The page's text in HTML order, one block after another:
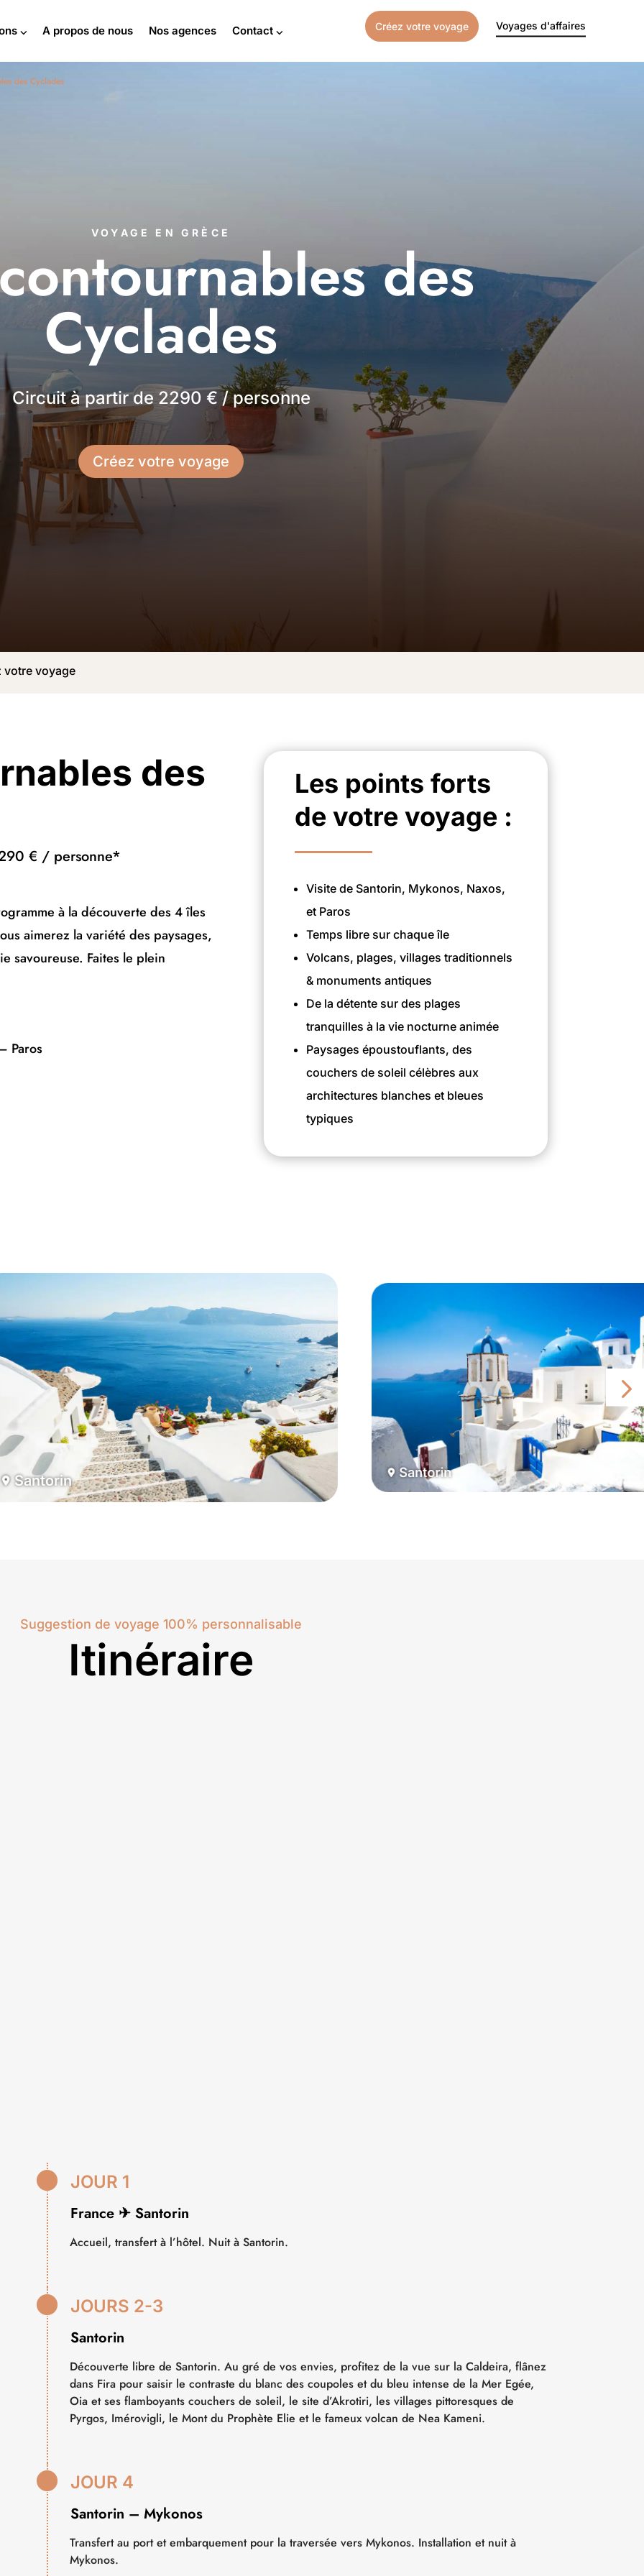
⌵ A propos de nous Nos agences Contact ⌵ Créez votre voyage Voyages d'affaires
des Cyclades
VOYAGE EN GRÈCE
des
Cyclades
Circuit à partir de 2290 € / personne
Créez votre voyage
votre voyage
des
€ / personne*
à la découverte des 4 îles
aimerez la variété des paysages,
savoureuse. Faites le plein
Paros
Les points forts
de votre voyage :
Visite de Santorin, Mykonos, Naxos,
et Paros
Temps libre sur chaque île
Volcans, plages, villages traditionnels
& monuments antiques
De la détente sur des plages
tranquilles à la vie nocturne animée
Paysages époustouflants, des
couchers de soleil célèbres aux
architectures blanches et bleues
typiques
Santorin Santorin
Suggestion de voyage 100% personnalisable
Itinéraire

JOUR 1
France ✈ Santorin
Accueil, transfert à l’hôtel. Nuit à Santorin.

JOURS 2-3
Santorin
Découverte libre de Santorin. Au gré de vos envies, profitez de la vue sur la Caldeira, flânez
dans Fira pour saisir le contraste du blanc des coupoles et du bleu intense de la Mer Egée,
Oia et ses flamboyants couchers de soleil, le site d’Akrotiri, les villages pittoresques de
Pyrgos, Imérovigli, le Mont du Prophète Elie et le fameux volcan de Nea Kameni.

JOUR 4
Santorin – Mykonos
Transfert au port et embarquement pour la traversée vers Mykonos. Installation et nuit à
Mykonos.